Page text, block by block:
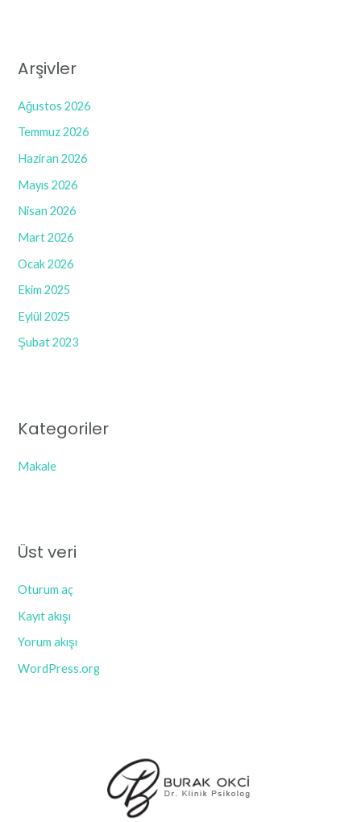
Arşivler
Ağustos 2026
Temmuz 2026
Haziran 2026
Mayıs 2026
Nisan 2026
Mart 2026
Ocak 2026
Ekim 2025
Eylül 2025
Şubat 2023
Kategoriler
Makale
Üst veri
Oturum aç
Kayıt akışı
Yorum akışı
WordPress.org